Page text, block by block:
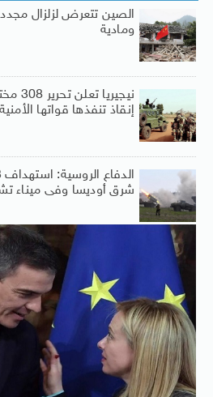
الصين تتعرض لزلزال
ومادية
إنقاذ تنفذها قواتها الأمنية
شرق أوديسا وفى ميناء